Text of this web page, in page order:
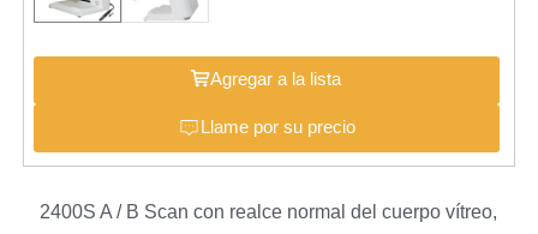
Agregar a la lista
Llame por su precio
2400S A / B Scan con realce normal del cuerpo vítreo,